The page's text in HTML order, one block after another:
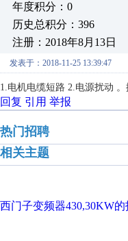
年度积分：0
历史总积分：396
注册：2018年8月13日
发表于：2018-11-25 13:39:47
1.电机电缆短路 2.电源扰动
回复 引用 举报
热门招聘
相关主题
西门子变频器430,30KW的